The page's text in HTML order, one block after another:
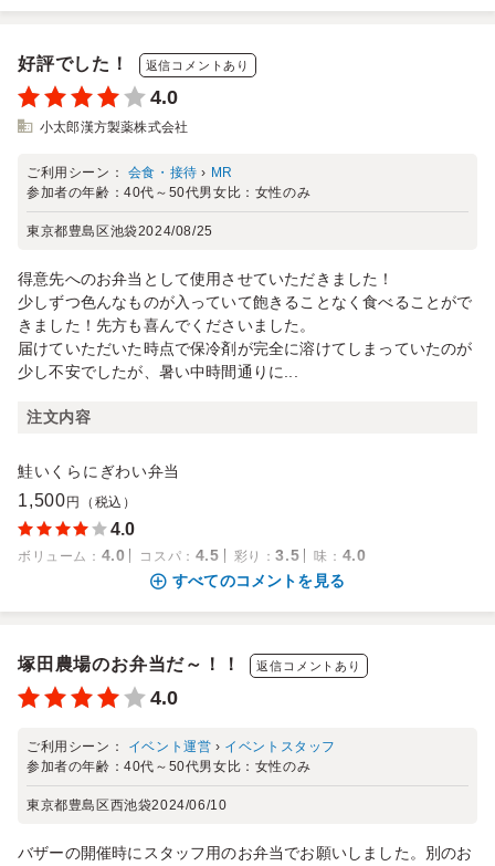
好評でした！ 返信コメントあり
4.0
小太郎漢方製薬株式会社
ご利用シーン： 会食・接待 › MR
参加者の年齢：40代～50代男女比： 女性のみ
東京都豊島区池袋2024/08/25
得意先へのお弁当として使用させていただきました！
少しずつ色んなものが入っていて飽きることなく食べることがで
きました！先方も喜んでくださいました。
届けていただいた時点で保冷剤が完全に溶けてしまっていたのが
少し不安でしたが、暑い中時間通りに...
注文内容
鮭いくらにぎわい弁当
1,500 円（税込）
4.0
ボリューム ： 4.0 コスパ ： 4.5 彩り ：3.5 味 ： 4.0
すべてのコメントを見る
塚田農場のお弁当だ～！！ 返信コメントあり
4.0
ご利用シーン： イベント運営 › イベントスタッフ
参加者の年齢：40代～50代男女比： 女性のみ
東京都豊島区西池袋2024/06/10
バザーの開催時にスタッフ用のお弁当でお願いしました。別のお